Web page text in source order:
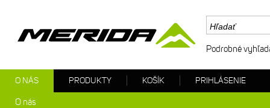
Podrobné
O NÁS
O nás
PRODUKTY KOŠÍK PRIHLÁSENIE